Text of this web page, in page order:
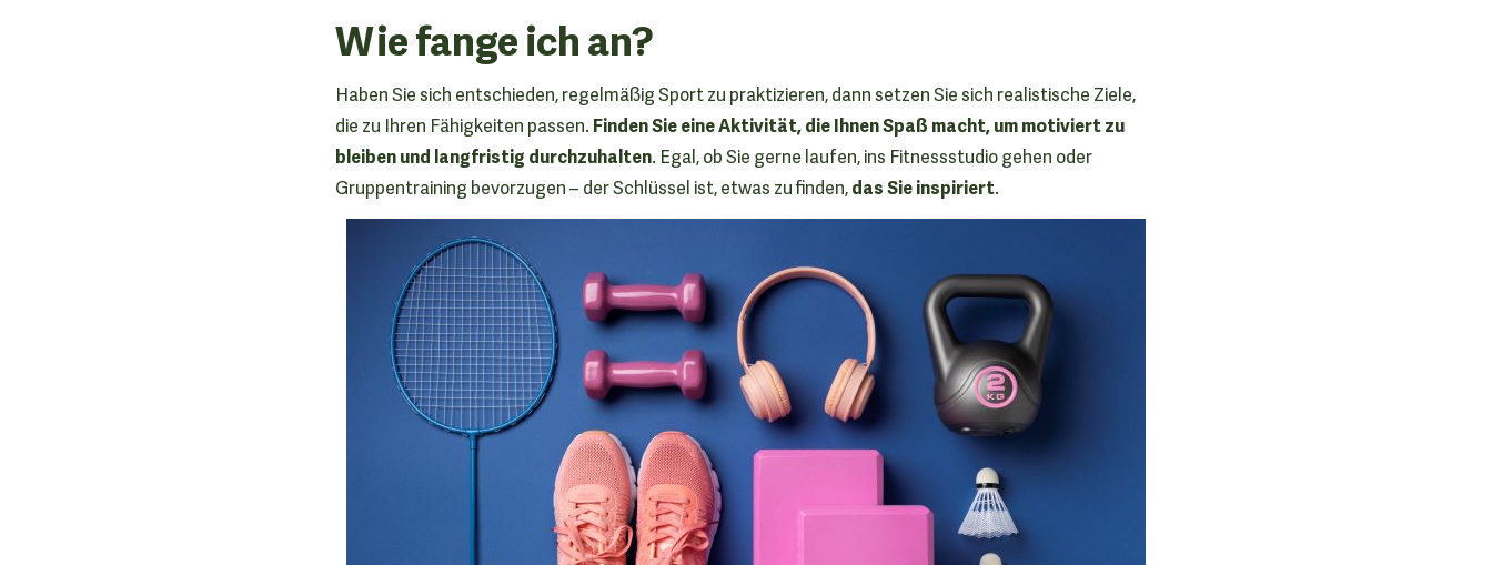
Wie fange ich an?
Haben Sie sich entschieden, regelmäßig Sport zu praktizieren, dann setzen Sie sich realistische Ziele,
die zu Ihren Fähigkeiten passen. Finden Sie eine Aktivität, die Ihnen Spaß macht, um motiviert zu
bleiben und langfristig durchzuhalten. Egal, ob Sie gerne laufen, ins Fitnessstudio gehen oder
Gruppentraining bevorzugen – der Schlüssel ist, etwas zu finden,das Sie inspiriert.